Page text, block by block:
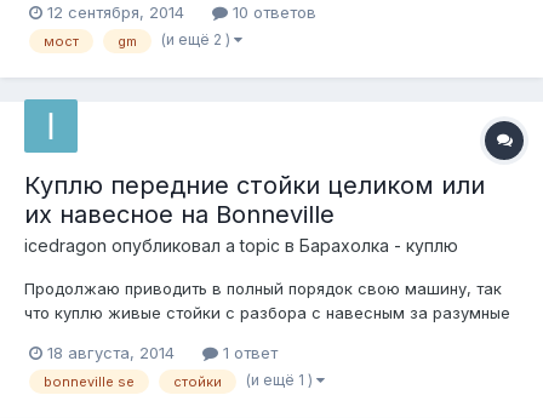
body с хорошими неразболтанными шаровыми, рулевой
редуктор с ГУР и трапецией, главный тормозной с колдуном
12 сентября, 2014 10 ответов
мост gm (и ещё 2 )
Куплю передние стойки целиком или
их навесное на Bonneville
icedragon опубликовал a topic в Барахолка - куплю
Продолжаю приводить в полный порядок свою машину, так
что куплю живые стойки с разбора с навесным за разумные
22092693, 22119701 Т.е. сами стойки, пружины, аморты и
новые опорные подшипники у меня есть - нет только
18 августа, 2014 1 ответ
bonneville se стойки (и ещё 1 )